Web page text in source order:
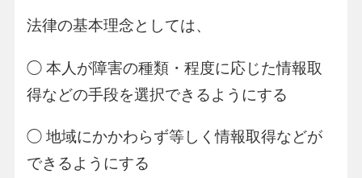
法律の基本理念としては、
◯ 本人が障害の種類・程度に応じた情報取
得などの手段を選択できるようにする
◯ 地域にかかわらず等しく情報取得などが
できるようにする